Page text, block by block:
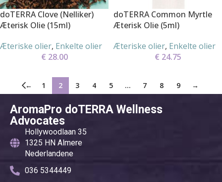
doTERRA Clove (Nelliker)
Æterisk Olie (15ml)
Æteriske olier, Enkelte olier
€ 28.00
doTERRA Common Myrtle
Æterisk Olie (5ml)
Æteriske olier, Enkelte olier
€ 24.75
← 1 2 3 4 5 … 7 8 9 →
AromaPro doTERRA Wellness
Advocates
Hollywoodlaan 35
1325 HN Almere
Nederlandene
036 5344449